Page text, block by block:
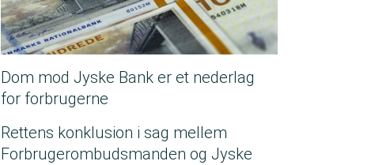
Dom mod Jyske Bank er et nederlag
for forbrugerne
Rettens konklusion i sag mellem
Forbrugerombudsmanden og Jyske